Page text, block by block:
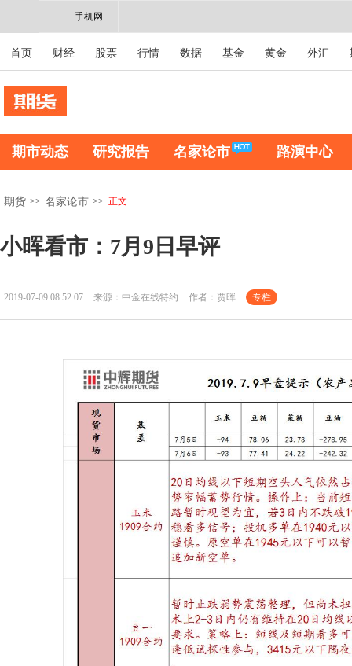
手机网
首页 财经 股票 行情 数据 基金 黄金 外汇
期市动态 研究报告 名家论市 路演中心
期货 >> 名家论市 >> 正文
小晖看市：7月9日早评
2019-07-09 08:52:07 来源：中金在线特约 作者：贾晖 专栏